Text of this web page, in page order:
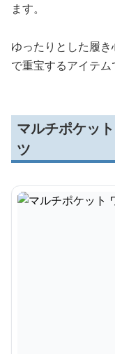
ます。
ゆったりとした履
で重宝するアイテム
マルチポケッ
ツ